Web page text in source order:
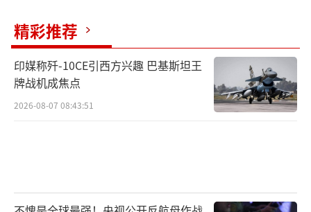
精彩推荐
印媒称歼-10CE引西方兴趣 巴基斯坦王
牌战机成焦点
2026-08-07 08:43:51